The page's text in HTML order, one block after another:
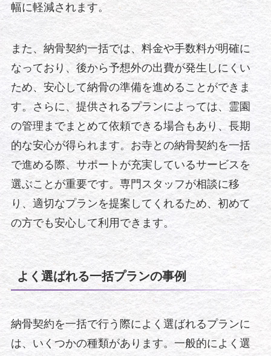
幅に軽減されます。
また、納骨契約一括では、料金や手数料が明確に
なっており、後から予想外の出費が発生しにくい
ため、安心して納骨の準備を進めることができま
す。さらに、提供されるプランによっては、霊園
の管理までまとめて依頼できる場合もあり、長期
的な安心が得られます。お寺との納骨契約を一括
で進める際、サポートが充実しているサービスを
選ぶことが重要です。専門スタッフが相談に移
り、適切なプランを提案してくれるため、初めて
の方でも安心して利用できます。
よく選ばれる一括プランの事例
納骨契約を一括で行う際によく選ばれるプランに
は、いくつかの種類があります。一般的によく選